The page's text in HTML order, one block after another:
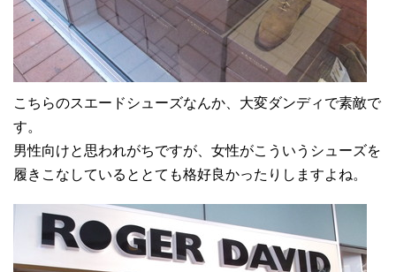
こちらのスエードシューズなんか、大変ダンディで素敵で
す。
男性向けと思われがちですが、女性がこういうシューズを
履きこなしているととても格好良かったりしますよね。